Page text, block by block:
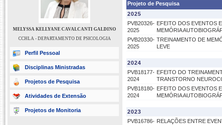
MELYSSA KELLYANE CAVALCANTI GALDINO
CCHLA - DEPARTAMENTO DE PSICOLOGIA
Perfil Pessoal
Disciplinas Ministradas
Projetos de Pesquisa
Atividades de Extensão
Projetos de Monitoria
Projeto de Pesquisa
2025
PVB20326-
2025
EFEITO DOS EVENTOS
MEMÓRIA
PVB20330-
2025
TREINAMENTO DE
LEVE
2024
PVB18177-
2024
EFEITO DO
TRANSTORNO
PVB18180-
2024
EFEITO DOS EVENTOS
MEMÓRIA
2023
PVB16786- RELAÇÕES ENTRE